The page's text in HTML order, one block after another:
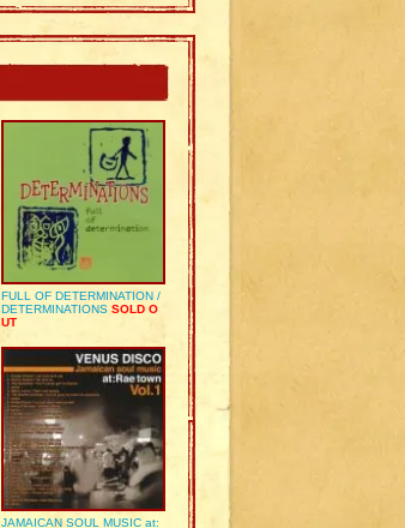
FULL OF DETERMINATION /
DETERMINATIONS SOLD O
UT
JAMAICAN SOUL MUSIC at: